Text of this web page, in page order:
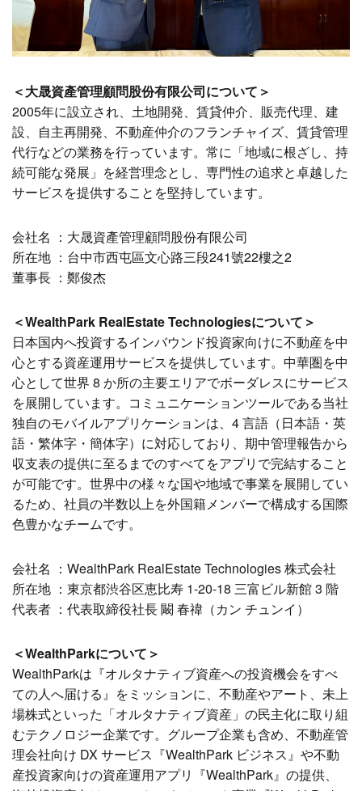
＜大晟資產管理顧問股份有限公司について＞
2005年に設立され、土地開発、賃貸仲介、販売代理、建
設、自主再開発、不動産仲介のフランチャイズ、賃貸管理
代行などの業務を行っています。常に「地域に根ざし、持
続可能な発展」を経営理念とし、専門性の追求と卓越した
サービスを提供することを堅持しています。
会社名 ：大晟資產管理顧問股份有限公司
所在地 ：台中市西屯區文心路三段241號22樓之2
董事長 ：鄭俊杰
＜WealthPark RealEstate Technologiesについて＞
日本国内へ投資するインバウンド投資家向けに不動産を中
心とする資産運用サービスを提供しています。中華圏を中
心として世界 8 か所の主要エリアでボーダレスにサービス
を展開しています。コミュニケーションツールである当社
独自のモバイルアプリケーションは、4 言語（日本語・英
語・繁体字・簡体字）に対応しており、期中管理報告から
収支表の提供に至るまでのすべてをアプリで完結すること
が可能です。世界中の様々な国や地域で事業を展開してい
るため、社員の半数以上を外国籍メンバーで構成する国際
色豊かなチームです。
会社名 ：WealthPark RealEstate Technologies 株式会社
所在地 ：東京都渋谷区恵比寿 1-20-18 三富ビル新館 3 階
代表者 ：代表取締役社長 闞 春禕（カン チュンイ）
＜WealthParkについて＞
WealthParkは『オルタナティブ資産への投資機会をすべ
ての人へ届ける』をミッションに、不動産やアート、未上
場株式といった「オルタナティブ資産」の民主化に取り組
むテクノロジー企業です。グループ企業も含め、不動産管
理会社向け DX サービス『WealthPark ビジネス』や不動
産投資家向けの資産運用アプリ『WealthPark』の提供、